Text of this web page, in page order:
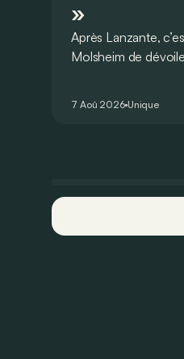
»
Après Lanzante,
Molsheim de
7 Aoû 2026 Unique